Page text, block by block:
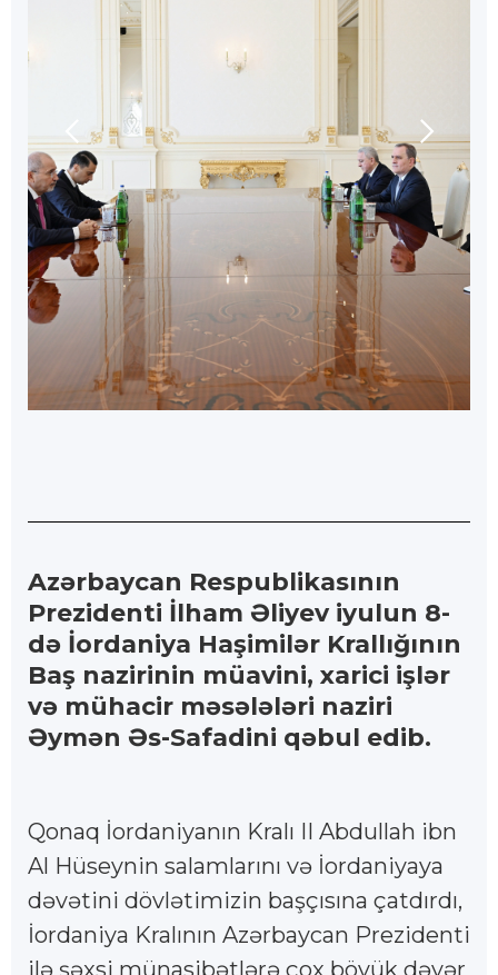
Azərbaycan Respublikasının
Prezidenti İlham Əliyev iyulun 8-
də İordaniya Haşimilər Krallığının
Baş nazirinin müavini, xarici işlər
və mühacir məsələləri naziri
Əymən Əs-Safadini qəbul edib.
Qonaq İordaniyanın Kralı II Abdullah ibn
Al Hüseynin salamlarını və İordaniyaya
dəvətini dövlətimizin başçısına çatdırdı,
İordaniya Kralının Azərbaycan Prezidenti
ilə şəxsi münasibətlərə çox böyük dəyər